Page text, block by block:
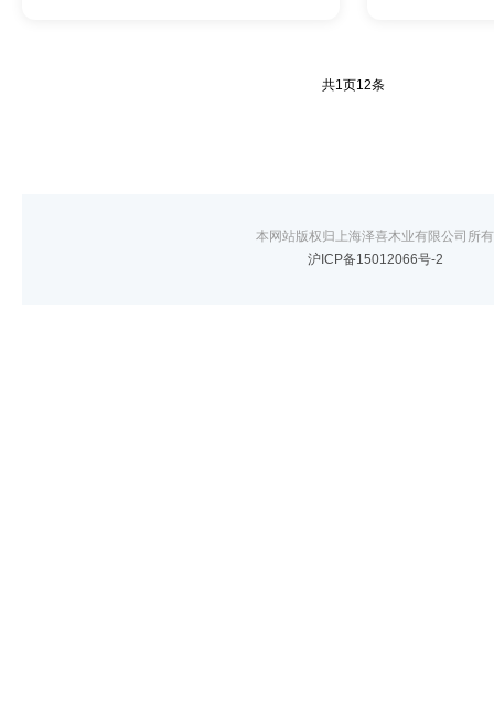
共1页12条
本网站版权归上海泽喜木业有限公司所有
沪ICP备15012066号-2